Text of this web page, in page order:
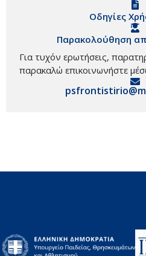
Οδηγίες
Παρακολούθηση
Για τυχόν ερωτήσεις,
παρακαλώ επικοινωνήστε